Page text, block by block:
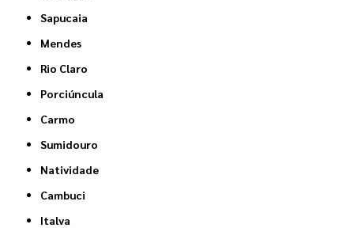
Sapucaia
Mendes
Rio Claro
Porciúncula
Carmo
Sumidouro
Natividade
Cambuci
Italva